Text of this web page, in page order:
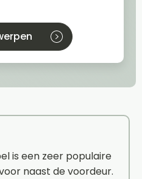
is een zeer populaire
naast de voordeur.